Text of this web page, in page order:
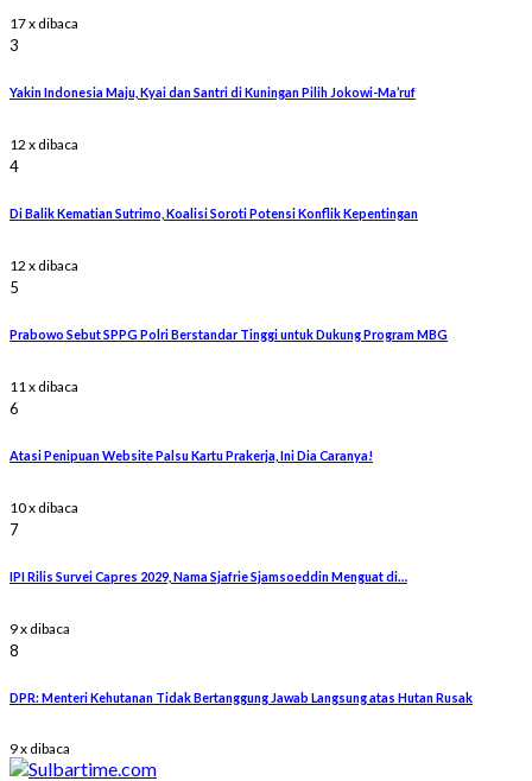
17 x dibaca
3
Yakin Indonesia Maju, Kyai dan Santri di Kuningan Pilih Jokowi-Ma’ruf
12 x dibaca
4
Di Balik Kematian Sutrimo, Koalisi Soroti Potensi Konflik Kepentingan
12 x dibaca
5
Prabowo Sebut SPPG Polri Berstandar Tinggi untuk Dukung Program MBG
11 x dibaca
6
Atasi Penipuan Website Palsu Kartu Prakerja, Ini Dia Caranya!
10 x dibaca
7
IPI Rilis Survei Capres 2029, Nama Sjafrie Sjamsoeddin Menguat di…
9 x dibaca
8
DPR: Menteri Kehutanan Tidak Bertanggung Jawab Langsung atas Hutan Rusak
9 x dibaca